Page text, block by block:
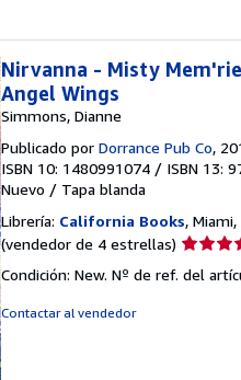
Nirvanna - Misty
Angel Wings
Simmons, Dianne
Publicado por Dorrance Pub Co,
ISBN 10: 1480991074 / ISBN 13:
Nuevo / Tapa blanda
Librería: California Books,
(vendedor de 4 estrellas)
Condición: New. Nº de ref. del
Contactar al vendedor